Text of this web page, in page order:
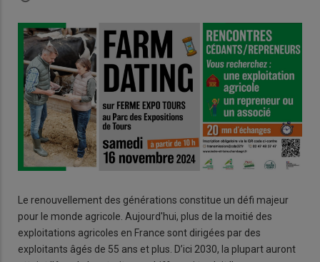
Le renouvellement des générations constitue un défi majeur
pour le monde agricole. Aujourd'hui, plus de la moitié des
exploitations agricoles en France sont dirigées par des
exploitants âgés de 55 ans et plus. D’ici 2030, la plupart auront